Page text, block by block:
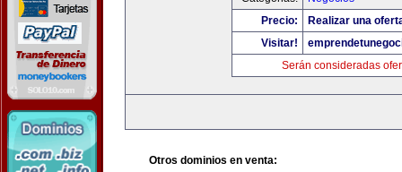
Precio:
Realizar una
Visitar!
Serán consideradas
Otros dominios en venta: